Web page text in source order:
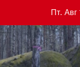
содержимому
Пт.